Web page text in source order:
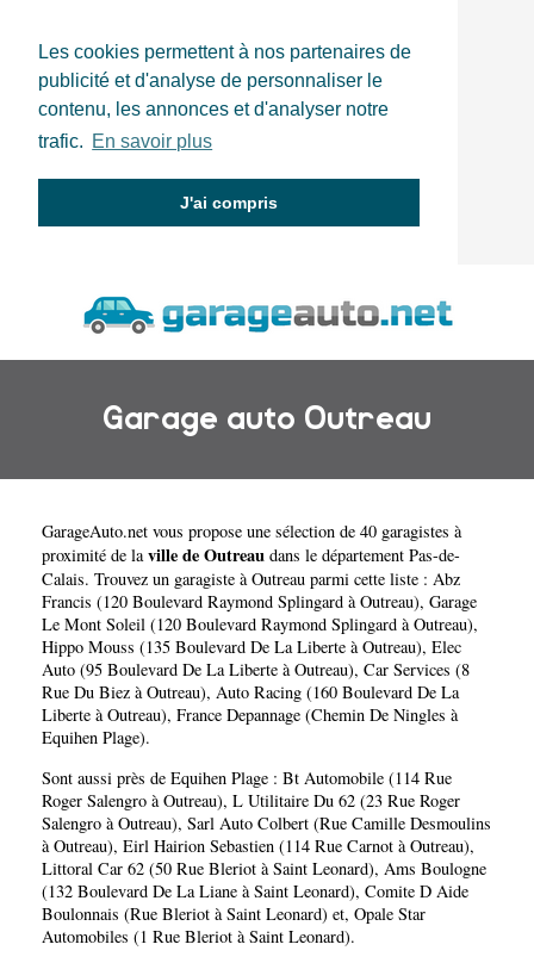
Les cookies permettent à nos partenaires de
publicité et d'analyse de personnaliser le
contenu, les annonces et d'analyser notre
trafic. En savoir plus
J'ai compris
Garage auto Outreau
GarageAuto.net vous propose une sélection de 40 garagistes à
proximité de laville de Outreau dans le département Pas-de-
Calais. Trouvez un garagiste à Outreau parmi cette liste : Abz
Francis (120 Boulevard Raymond Splingard à Outreau), Garage
Le Mont Soleil (120 Boulevard Raymond Splingard à Outreau),
Hippo Mouss (135 Boulevard De La Liberte à Outreau), Elec
Auto (95 Boulevard De La Liberte à Outreau), Car Services (8
Rue Du Biez à Outreau), Auto Racing (160 Boulevard De La
Liberte à Outreau), France Depannage (Chemin De Ningles à
Equihen Plage).
Sont aussi près de Equihen Plage : Bt Automobile (114 Rue
Roger Salengro à Outreau), L Utilitaire Du 62 (23 Rue Roger
Salengro à Outreau), Sarl Auto Colbert (Rue Camille Desmoulins
à Outreau), Eirl Hairion Sebastien (114 Rue Carnot à Outreau),
Littoral Car 62 (50 Rue Bleriot à Saint Leonard), Ams Boulogne
(132 Boulevard De La Liane à Saint Leonard), Comite D Aide
Boulonnais (Rue Bleriot à Saint Leonard) et, Opale Star
Automobiles (1 Rue Bleriot à Saint Leonard).